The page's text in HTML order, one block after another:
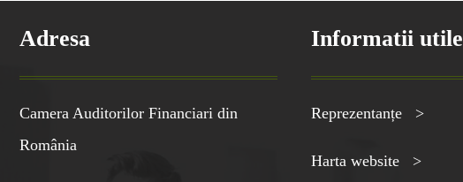
Adresa
Camera Auditorilor Financiari din
România
Informatii utile
Reprezentanțe >
Harta website >